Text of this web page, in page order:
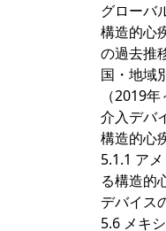
グローバ
構造的心
の過去推
国・地域
（2019
介入デバ
構造的心
5.1.1 ア
る構造的
デバイス
5.6 メキ